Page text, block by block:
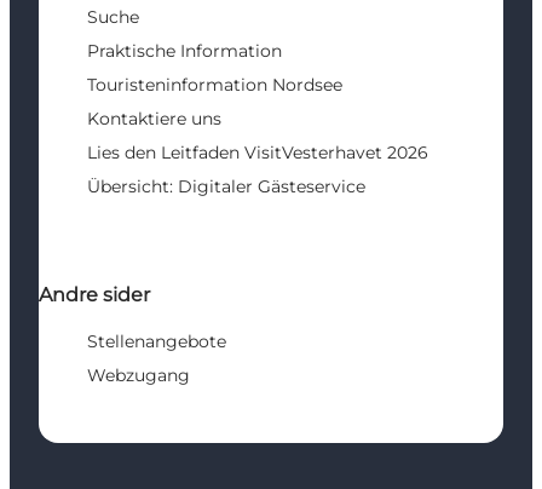
Suche
Praktische Information
Touristeninformation Nordsee
Kontaktiere uns
Lies den Leitfaden VisitVesterhavet 2026
Übersicht: Digitaler Gästeservice
Andre sider
Stellenangebote
Webzugang